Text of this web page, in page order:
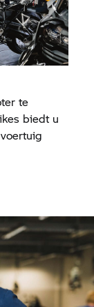
te
biedt u